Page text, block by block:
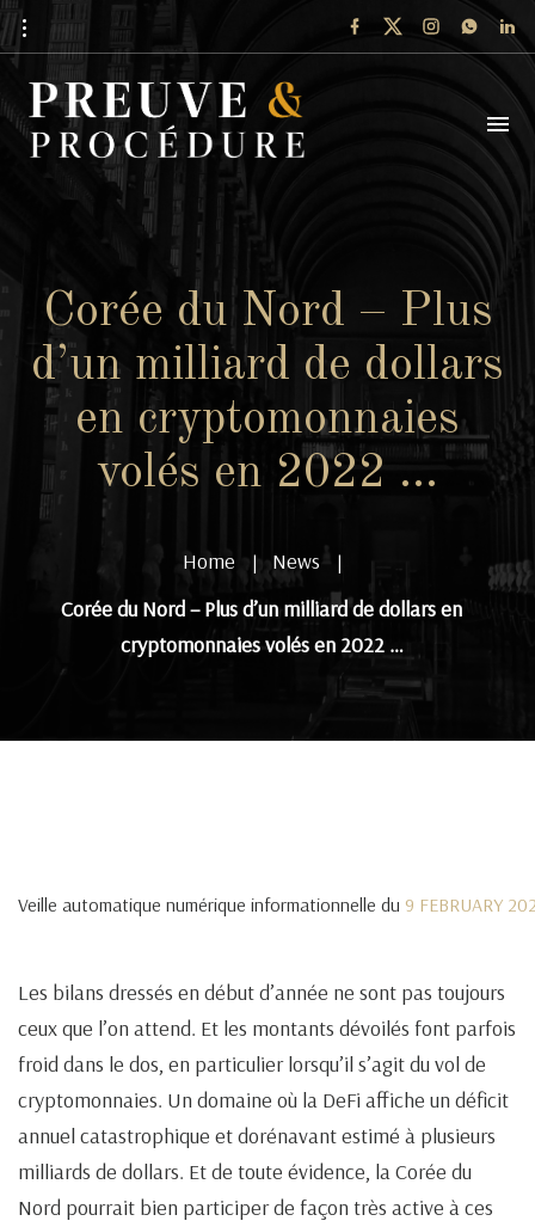
Corée du Nord – Plus
d’un milliard de dollars
en cryptomonnaies
volés en 2022 …
Home |News |
Corée du Nord – Plus d’un milliard de dollars en
cryptomonnaies volés en 2022 …
Veille automatique numérique informationnelle du 9 FEBRUARY
Les bilans dressés en début d’année ne sont pas toujours
ceux que l’on attend. Et les montants dévoilés font parfois
froid dans le dos, en particulier lorsqu’il s’agit du vol de
cryptomonnaies. Un domaine où la DeFi affiche un déficit
annuel catastrophique et dorénavant estimé à plusieurs
milliards de dollars. Et de toute évidence, la Corée du
Nord pourrait bien participer de façon très active à ces